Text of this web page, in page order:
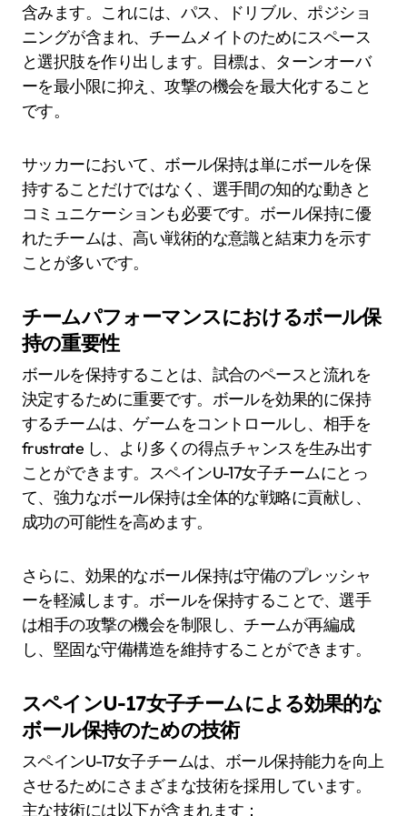
含みます。これには、パス、ドリブル、ポジショ
ニングが含まれ、チームメイトのためにスペース
と選択肢を作り出します。目標は、ターンオーバ
ーを最小限に抑え、攻撃の機会を最大化すること
です。
サッカーにおいて、ボール保持は単にボールを保
持することだけではなく、選手間の知的な動きと
コミュニケーションも必要です。ボール保持に優
れたチームは、高い戦術的な意識と結束力を示す
ことが多いです。
チームパフォーマンスにおけるボール保
持の重要性
ボールを保持することは、試合のペースと流れを
決定するために重要です。ボールを効果的に保持
するチームは、ゲームをコントロールし、相手を
frustrate し、より多くの得点チャンスを生み出す
ことができます。スペインU-17女子チームにとっ
て、強力なボール保持は全体的な戦略に貢献し、
成功の可能性を高めます。
さらに、効果的なボール保持は守備のプレッシャ
ーを軽減します。ボールを保持することで、選手
は相手の攻撃の機会を制限し、チームが再編成
し、堅固な守備構造を維持することができます。
スペインU-17女子チームによる効果的な
ボール保持のための技術
スペインU-17女子チームは、ボール保持能力を向上
させるためにさまざまな技術を採用しています。
主な技術には以下が含まれます：